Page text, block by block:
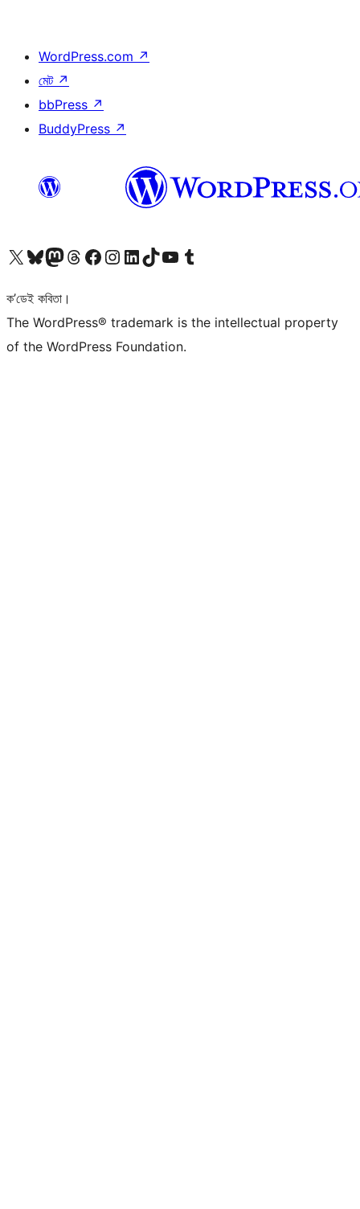
WordPress.com ↗
মেট ↗
bbPress ↗
BuddyPress ↗
আমাৰ X (আগৰ Twitter) একাউণ্টলৈ যাওকআমাৰ Bluesky একাউণ্টলৈ যাওকআমাৰ Mastodon একাউণ্টলৈ যাওকআমাৰ Threads একাউণ্টলৈ যাওকআমাৰ Facebook পৃষ্ঠালৈ যাওকআমাৰ Instagram একাউণ্টলৈ যাওকআমাৰ LinkedIn একাউণ্টলৈ যাওকআমাৰ TikTok একাউণ্টলৈ যাওকআমাৰ YouTube চেনেললৈ যাওকআমাৰ Tumblr একাউণ্টলৈ যাওক
ক’ডেই কবিতা।
The WordPress® trademark is the intellectual property
of the WordPress Foundation.